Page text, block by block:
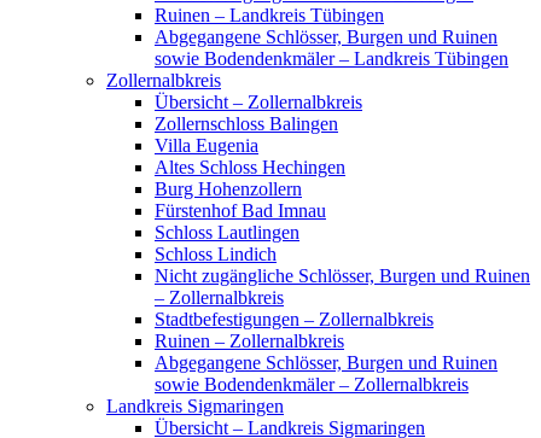
Ruinen – Landkreis Tübingen
Abgegangene Schlösser, Burgen und Ruinen
sowie Bodendenkmäler – Landkreis Tübingen
Zollernalbkreis
Übersicht – Zollernalbkreis
Zollernschloss Balingen
Villa Eugenia
Altes Schloss Hechingen
Burg Hohenzollern
Fürstenhof Bad Imnau
Schloss Lautlingen
Schloss Lindich
Nicht zugängliche Schlösser, Burgen und Ruinen
– Zollernalbkreis
Stadtbefestigungen – Zollernalbkreis
Ruinen – Zollernalbkreis
Abgegangene Schlösser, Burgen und Ruinen
sowie Bodendenkmäler – Zollernalbkreis
Landkreis Sigmaringen
Übersicht – Landkreis Sigmaringen